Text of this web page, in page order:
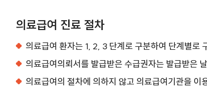
의료급여 진료 절차
의료급여 환자는 1, 2, 3 단계로 구분하여 단계별로
의료급여의뢰서를 발급받은 수급권자는 발급받은
의료급여의 절차에 의하지 않고 의료급여기관을